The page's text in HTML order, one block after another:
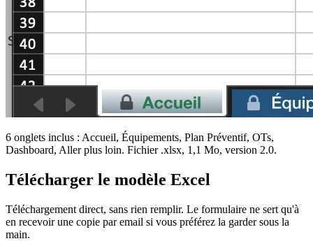
6 onglets inclus : Accueil, Équipements, Plan Préventif, OTs,
Dashboard, Aller plus loin. Fichier .xlsx, 1,1 Mo, version 2.0.
Télécharger le modèle Excel
Téléchargement direct, sans rien remplir. Le formulaire ne sert qu'à
en recevoir une copie par email si vous préférez la garder sous la
main.